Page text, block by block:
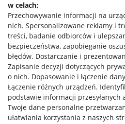
w celach:
Przechowywanie informacji na
nich. Spersonalizowane reklamy i
treści, badanie odbiorców i
bezpieczeństwa, zapobieganie
błędów. Dostarczanie i
Zapisanie decyzji dotyczących
o nich. Dopasowanie i łączenie
Łączenie różnych urządzeń.
podstawie informacji przesyłanych
Twoje dane personalne
ułatwiania korzystania z naszych
Allegro Gadane dla sprzedających
Allegro Gadane dla kupujących
Mapa miejscowości
Informacje prawne
Regulamin
Polityka plików "cookies"
Ustawienia plików "cookies"